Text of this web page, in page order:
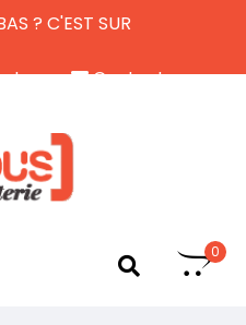
? C'EST SUR
Contactez-nous
0